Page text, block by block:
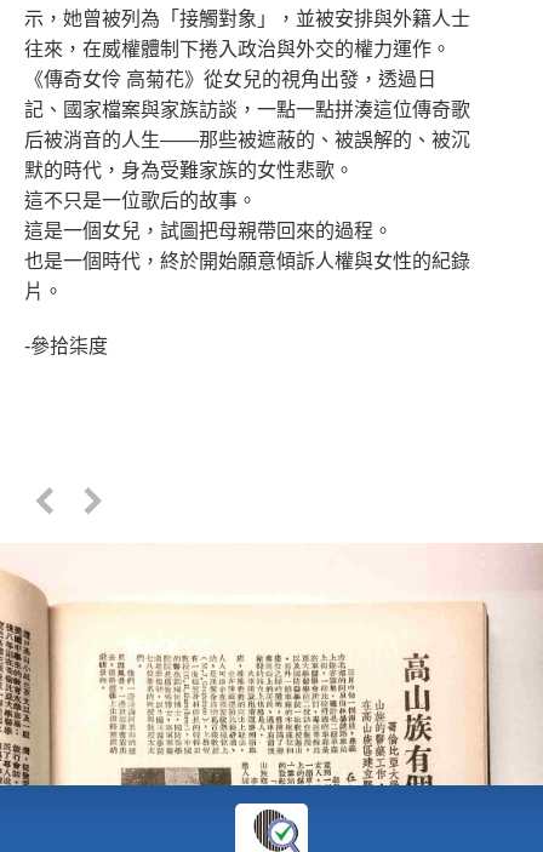
示，她曾被列為「接觸對象」，並被安排與外籍人士
往來，在威權體制下捲入政治與外交的權力運作。
《傳奇女伶 高菊花》從女兒的視角出發，透過日
記、國家檔案與家族訪談，一點一點拼湊這位傳奇歌
后被消音的人生——那些被遮蔽的、被誤解的、被沉
默的時代，身為受難家族的女性悲歌。
這不只是一位歌后的故事。
這是一個女兒，試圖把母親帶回來的過程。
也是一個時代，終於開始願意傾訴人權與女性的紀錄
片。
-參拾柒度